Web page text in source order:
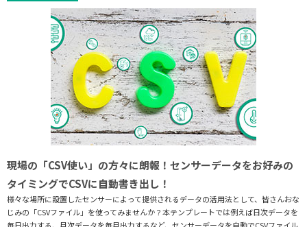
現場の「CSV使い」の方々に朗報！センサーデータをお好みの
タイミングでCSVに自動書き出し！
様々な場所に設置したセンサーによって提供されるデータの活用法として、皆さんおな
じみの「CSVファイル」を使ってみませんか？本テンプレートでは例えば日次データを
毎日出力する、月次データを毎月出力するなど、センサーデータを自動でCSVファイル